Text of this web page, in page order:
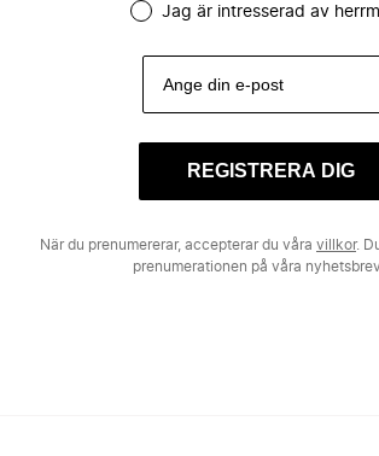
Jag är intresserad av
REGISTRERA DIG
När du prenumererar, accepterar du våra villkor.
prenumerationen på våra nyhetsbrev